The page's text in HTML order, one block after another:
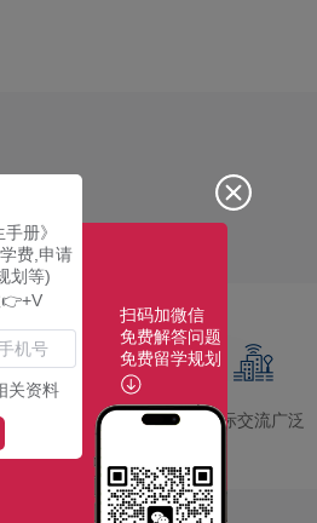
活动多彩 国际交流广泛
册》
费,申请
划等)
关资料
扫码加微信
免费解答问题
免费留学规划